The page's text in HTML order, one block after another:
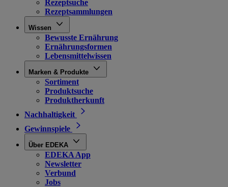
Rezeptsuche
Rezeptsammlungen
Wissen
Bewusste Ernährung
Ernährungsformen
Lebensmittelwissen
Marken & Produkte
Sortiment
Produktsuche
Produktherkunft
Nachhaltigkeit
Gewinnspiele
Über EDEKA
EDEKA App
Newsletter
Verbund
Jobs